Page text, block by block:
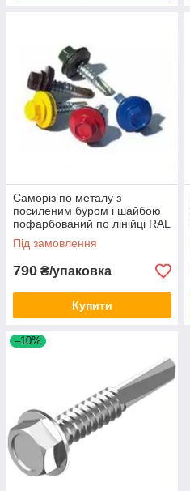
Саморіз по металу з
посиленим буром і шайбою
пофарбований по лінійці RAL
5,5х38 250шт\уп.
Під замовлення
790 ₴/упаковка
Купити
–10%